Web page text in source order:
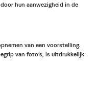
hun aanwezigheid in de
van een voorstelling.
van foto’s, is uitdrukkelijk